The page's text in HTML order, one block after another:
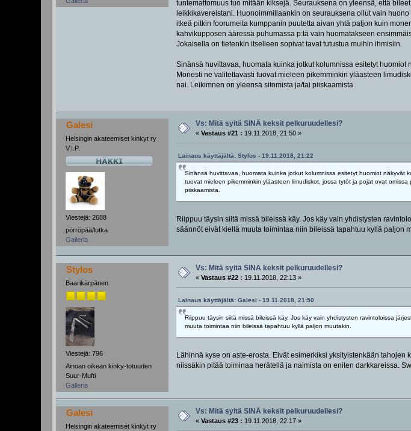
tuntemattomuus tuo mitään kiksejä. Seurauksena on yleensä, että
leikkikavereistani. Huonoimmillaankin on seurauksena ollut vain
itkeä pitkin foorumeita kumppanin puutetta aivan yhtä paljon kuin
kahvikupposen ääressä puhumassa p:tä vain huomatakseen
Jokaisella on tietenkin itselleen sopivat tavat tutustua muihin ihmisiin.
Sinänsä huvittavaa, huomata kuinka jotkut kolumnissa esitetyt
Monesti ne valitettavasti tuovat mieleen pikemminkin yläasteen
nai. Leikimnen on yleensä sitomista ja/tai piiskaamista.
Galesi
Helsingin akateemiset kinkyt ry
V.I.P.
Viestejä: 2688
pörröpää/lutka
Galleria
Vs: Mitä syitä SINÄ keksit pelkuruudellesi?
«Vastaus #21 : 19.11.2018, 21:50 »
Lainaus käyttäjältä: Stylos - 19.11.2018, 21:22
Sinänsä huvittavaa, huomata kuinka jotkut kolumnissa esitetyt huomiot näkyvät
tuovat mieleen pikemminkin yläasteen limudiskot, jossa tytöt ja pojat ovat
piiskaamista.
Riippuu täysin siitä missä bileissä käy. Jos käy vain yhdistysten
säännöt eivät kiellä muuta toimintaa niin bileissä tapahtuu kyllä paljon
Stylos
Baarikärpänen
Viestejä: 796
Ainoan oikean kinky-totuuden
Suur-Mufti
Galleria
Vs: Mitä syitä SINÄ keksit pelkuruudellesi?
«Vastaus #22 : 19.11.2018, 22:13 »
Lainaus käyttäjältä: Galesi - 19.11.2018, 21:50
Riippuu täysin siitä missä bileissä käy. Jos käy vain yhdistysten ravintoloissa
muuta toimintaa niin bileissä tapahtuu kyllä paljon muutakin.
Lähinnä kyse on aste-erosta. Eivät esimerkiksi yksityistenkään
niissäkin pitää toiminaa herätellä ja naimista on eniten darkkareissa.
Galesi
Helsingin akateemiset kinkyt ry
Vs: Mitä syitä SINÄ keksit pelkuruudellesi?
«Vastaus #23 : 19.11.2018, 22:17 »